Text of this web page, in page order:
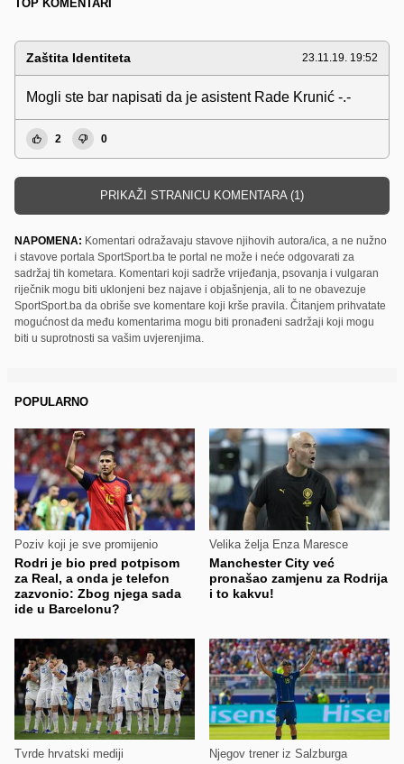
TOP KOMENTARI
Zaštita Identiteta 23.11.19. 19:52
Mogli ste bar napisati da je asistent Rade Krunić -.-
2 0
PRIKAŽI STRANICU KOMENTARA (1)
NAPOMENA: Komentari odražavaju stavove njihovih autora/ica, a ne nužno
i stavove portala SportSport.ba te portal ne može i neće odgovarati za
sadržaj tih kometara. Komentari koji sadrže vrijeđanja, psovanja i vulgaran
riječnik mogu biti uklonjeni bez najave i objašnjenja, ali to ne obavezuje
SportSport.ba da obriše sve komentare koji krše pravila. Čitanjem prihvatate
mogućnost da među komentarima mogu biti pronađeni sadržaji koji mogu
biti u suprotnosti sa vašim uvjerenjima.
POPULARNO
Poziv koji je sve promijenio
Rodri je bio pred potpisom
za Real, a onda je telefon
zazvonio: Zbog njega sada
ide u Barcelonu?
Velika želja Enza Maresce
Manchester City već
pronašao zamjenu za Rodrija
i to kakvu!
Tvrde hrvatski mediji Njegov trener iz Salzburga